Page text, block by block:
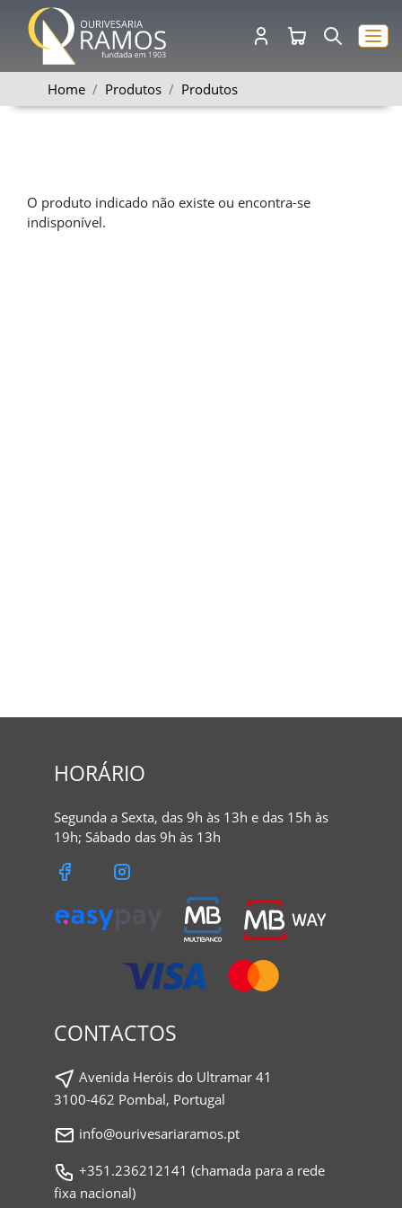
Home Produtos Produtos
O produto indicado não existe ou encontra-se
indisponível.
HORÁRIO
Segunda a Sexta, das 9h às 13h e das 15h às
19h; Sábado das 9h às 13h
CONTACTOS
Avenida Heróis do Ultramar 41
3100-462 Pombal, Portugal
info@ourivesariaramos.pt
+351.236212141 (chamada para a rede
fixa nacional)